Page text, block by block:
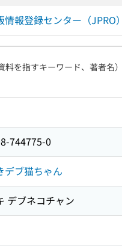
報登録センター（JPRO
を指すキーワード、著者名
744775-0
デブ猫ちゃん
デブネコチャン